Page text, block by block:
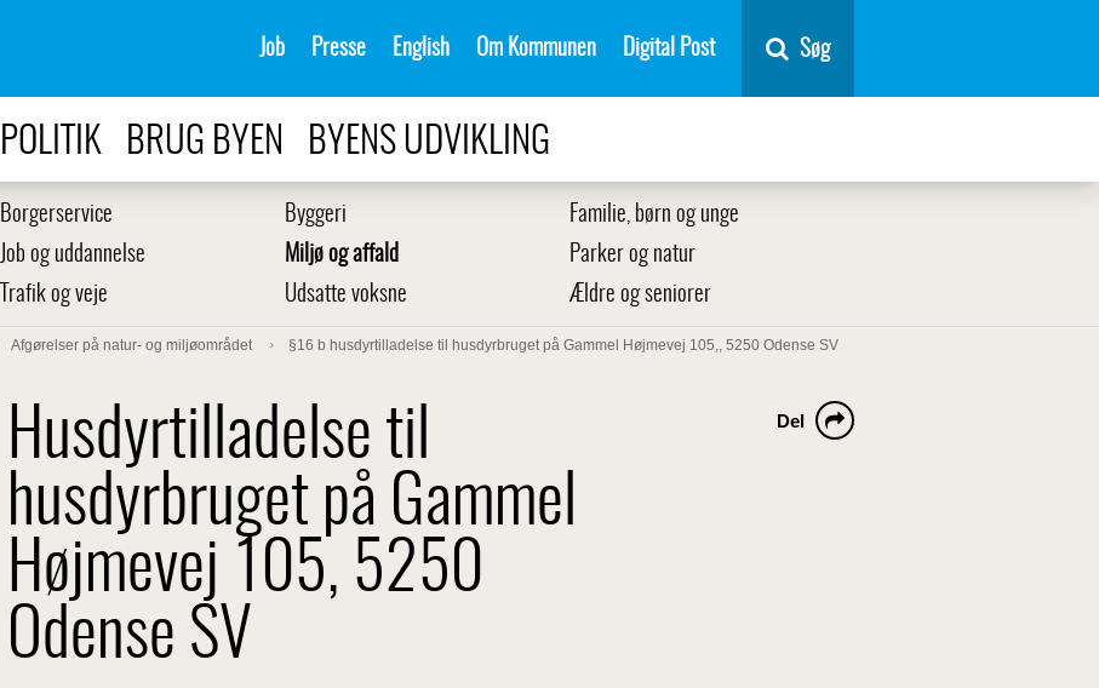
Job Presse English Om Kommunen Digital Post Søg
POLITIK BRUG BYEN BYENS UDVIKLING
Borgerservice Byggeri
Familie, børn og unge
Job og uddannelse Miljø og affald
Parker og natur
Trafik og veje Udsatte voksne Ældre og seniorer
Afgørelser på natur- og miljøområdet §16 b husdyrtilladelse til husdyrbruget på Gammel Højmevej 105,, 5250 Odense SV
Husdyrtilladelse til
husdyrbruget på Gammel
Højmevej 105, 5250
Odense SV
Del